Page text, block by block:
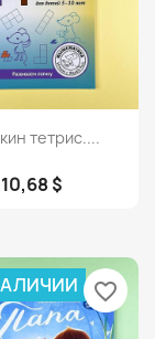
Просмотр
тетрис....
10,68 $
favorite_border